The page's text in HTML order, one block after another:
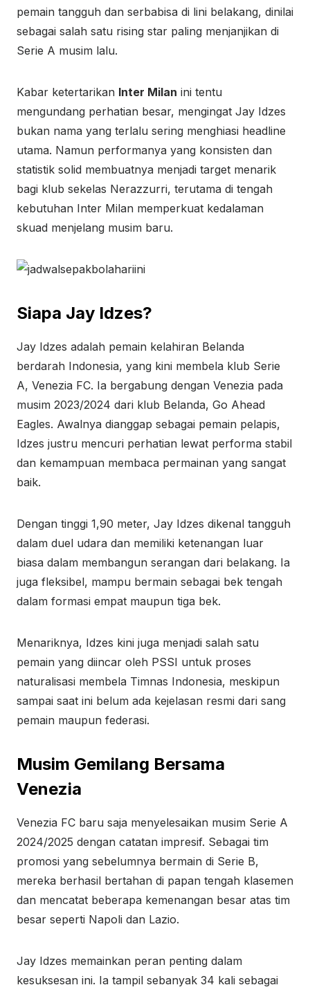
pemain tangguh dan serbabisa di lini belakang, dinilai
sebagai salah satu rising star paling menjanjikan di
Serie A musim lalu.
Kabar ketertarikan Inter Milan ini tentu
mengundang perhatian besar, mengingat Jay Idzes
bukan nama yang terlalu sering menghiasi headline
utama. Namun performanya yang konsisten dan
statistik solid membuatnya menjadi target menarik
bagi klub sekelas Nerazzurri, terutama di tengah
kebutuhan Inter Milan memperkuat kedalaman
skuad menjelang musim baru.
Siapa Jay Idzes?
Jay Idzes adalah pemain kelahiran Belanda
berdarah Indonesia, yang kini membela klub Serie
A, Venezia FC. Ia bergabung dengan Venezia pada
musim 2023/2024 dari klub Belanda, Go Ahead
Eagles. Awalnya dianggap sebagai pemain pelapis,
Idzes justru mencuri perhatian lewat performa stabil
dan kemampuan membaca permainan yang sangat
baik.
Dengan tinggi 1,90 meter, Jay Idzes dikenal tangguh
dalam duel udara dan memiliki ketenangan luar
biasa dalam membangun serangan dari belakang. Ia
juga fleksibel, mampu bermain sebagai bek tengah
dalam formasi empat maupun tiga bek.
Menariknya, Idzes kini juga menjadi salah satu
pemain yang diincar oleh PSSI untuk proses
naturalisasi membela Timnas Indonesia, meskipun
sampai saat ini belum ada kejelasan resmi dari sang
pemain maupun federasi.
Musim Gemilang Bersama
Venezia
Venezia FC baru saja menyelesaikan musim Serie A
2024/2025 dengan catatan impresif. Sebagai tim
promosi yang sebelumnya bermain di Serie B,
mereka berhasil bertahan di papan tengah klasemen
dan mencatat beberapa kemenangan besar atas tim
besar seperti Napoli dan Lazio.
Jay Idzes memainkan peran penting dalam
kesuksesan ini. Ia tampil sebanyak 34 kali sebagai